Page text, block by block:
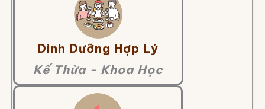
Dinh Dưỡng Hợp Lý
Kế Thừa - Khoa Học